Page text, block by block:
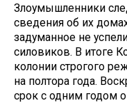
Злоумышленники
сведения об их
задуманное не
силовиков. В итоге
колонии строгого
на полтора года.
срок с одним годом